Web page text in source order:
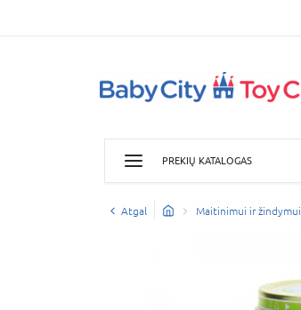
PREKIŲ KATALOGAS
Atgal Maitinimui ir žindymui